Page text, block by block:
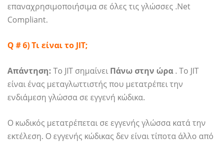
επαναχρησιμοποιήσιμα σε όλες τις γλώσσες .Net
Compliant.
Q # 6) Τι είναι το JIT;
Απάντηση: Το JIT σημαίνει Πάνω στην ώρα . Το JIT
είναι ένας μεταγλωττιστής που μετατρέπει την
ενδιάμεση γλώσσα σε εγγενή κώδικα.
Ο κωδικός μετατρέπεται σε εγγενής γλώσσα κατά την
εκτέλεση. Ο εγγενής κώδικας δεν είναι τίποτα άλλο από